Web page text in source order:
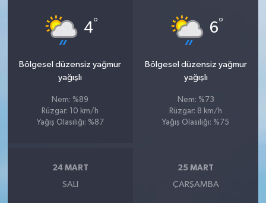
4°
Bölgesel düzensiz yağmur
yağışlı
Nem: %89
Rüzgar: 10 km/h
Yağış Olasılığı: %87
6°
Bölgesel düzensiz yağmur
yağışlı
Nem: %73
Rüzgar: 8 km/h
Yağış Olasılığı: %75
24 MART
SALI
25 MART
ÇARŞAMBA